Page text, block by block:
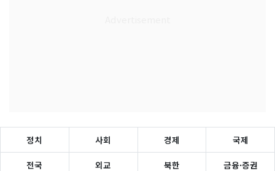
정치 사회 경제 국제
전국 외교 북한 금융·증권